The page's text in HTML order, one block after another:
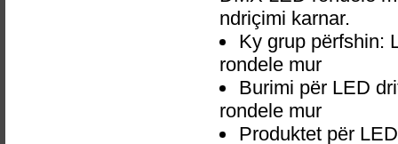
ndriçimi karnar.
Ky grup përfshin:
rondele mur
Burimi për LED
rondele mur
Produktet për